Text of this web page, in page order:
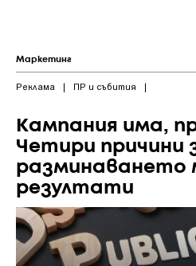
Маркетинг
Реклама | ПР и събития |
Кампания има,
Четири причини
разминаването
резултати